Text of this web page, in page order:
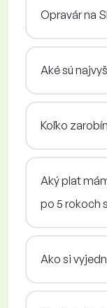
Opravár na
Aké sú
Koľko
Aký plat
po 5 rokoch
Ako si